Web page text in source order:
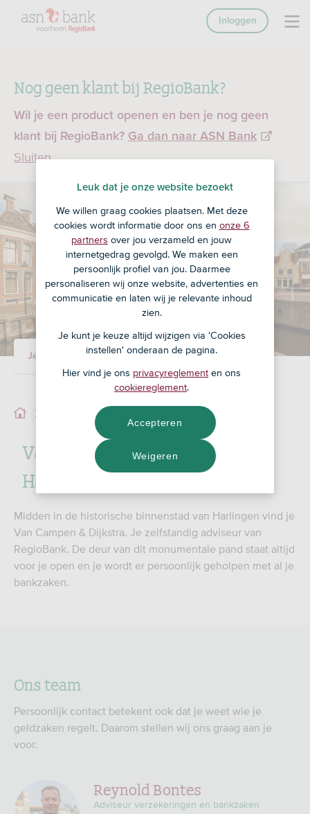
Nog geen klant bij RegioBank?
Wil je een product openen en ben je nog geen
klant bij RegioBank? Ga dan naar ASN Bank
Sluiten
Inloggen
Je adviseur Ons team
Van Campen & Dijkstra
Harlingen
Midden in de historische binnenstad van Harlingen vind je
Van Campen & Dijkstra. Je zelfstandig adviseur van
RegioBank. De deur van dit monumentale pand staat altijd
voor je open en je wordt er persoonlijk geholpen met al je
bankzaken.
Ons team
Persoonlijk contact betekent ook dat je weet wie je
geldzaken regelt. Daarom stellen wij ons graag aan je
voor.
Reynold Bontes
Adviseur verzekeringen en bankzaken
Leuk dat je onze website bezoekt
We willen graag cookies plaatsen. Met deze
cookies wordt informatie door ons en onze 6
partners over jou verzameld en jouw
internetgedrag gevolgd. We maken een
persoonlijk profiel van jou. Daarmee
personaliseren wij onze website, advertenties en
communicatie en laten wij je relevante inhoud
zien.
Je kunt je keuze altijd wijzigen via 'Cookies
instellen' onderaan de pagina.
Hier vind je ons privacyreglement en ons
cookiereglement.
Weigeren
Accepteren